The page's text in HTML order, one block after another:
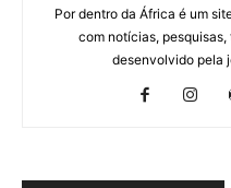
Por dentro da África é um
com notícias,
desenvolvido pela